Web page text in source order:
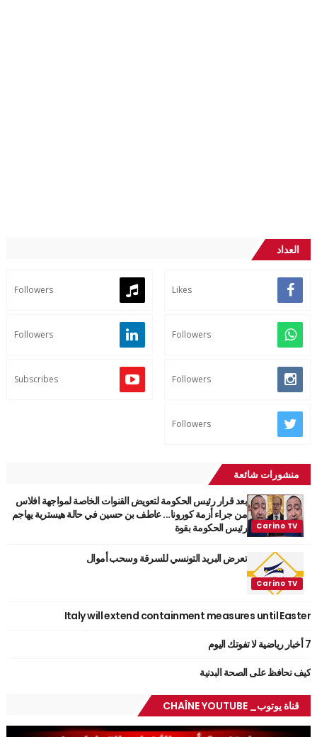
العداد
Likes
Followers
Followers
Followers
Followers
Subscribes
Followers
منشورات شائعة
بعد قرار رئيس الحكومة لتعويض القنوات الخاصة لمواجهة افلاس
من جراء أزمة كورونا... عاطف بن حسين في حالة هيسترية يهاجم
رئيس الحكومة بقوة
تعرض البريد التونسي للسرقة وسحب أموال
Italy will extend containment measures until Easter
7 أخبار رياضية لا تفوتك اليوم
كيف نحافظ على الصحة البدنية
قناة يوتوب_ CHAÎNE YOUTUBE